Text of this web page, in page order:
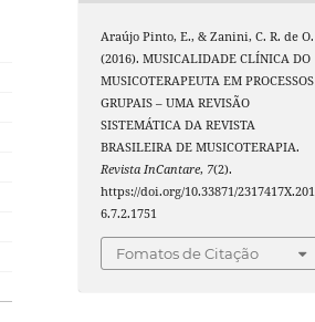
Araújo Pinto, E., & Zanini, C. R. de O.
(2016). MUSICALIDADE CLÍNICA DO
MUSICOTERAPEUTA EM PROCESSOS
GRUPAIS – UMA REVISÃO
SISTEMÁTICA DA REVISTA
BRASILEIRA DE MUSICOTERAPIA.
Revista InCantare, 7(2).
https://doi.org/10.33871/2317417X.201
6.7.2.1751
Fomatos de Citação